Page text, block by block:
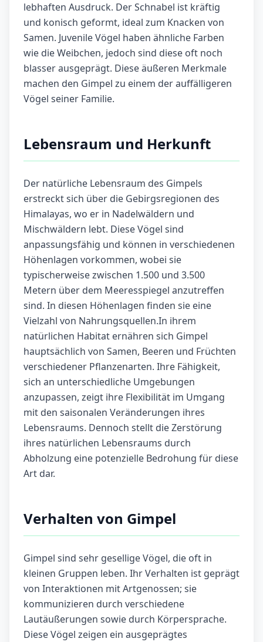
lebhaften Ausdruck. Der Schnabel ist kräftig
und konisch geformt, ideal zum Knacken von
Samen. Juvenile Vögel haben ähnliche Farben
wie die Weibchen, jedoch sind diese oft noch
blasser ausgeprägt. Diese äußeren Merkmale
machen den Gimpel zu einem der auffälligeren
Vögel seiner Familie.
Lebensraum und Herkunft
Der natürliche Lebensraum des Gimpels
erstreckt sich über die Gebirgsregionen des
Himalayas, wo er in Nadelwäldern und
Mischwäldern lebt. Diese Vögel sind
anpassungsfähig und können in verschiedenen
Höhenlagen vorkommen, wobei sie
typischerweise zwischen 1.500 und 3.500
Metern über dem Meeresspiegel anzutreffen
sind. In diesen Höhenlagen finden sie eine
Vielzahl von Nahrungsquellen.In ihrem
natürlichen Habitat ernähren sich Gimpel
hauptsächlich von Samen, Beeren und Früchten
verschiedener Pflanzenarten. Ihre Fähigkeit,
sich an unterschiedliche Umgebungen
anzupassen, zeigt ihre Flexibilität im Umgang
mit den saisonalen Veränderungen ihres
Lebensraums. Dennoch stellt die Zerstörung
ihres natürlichen Lebensraums durch
Abholzung eine potenzielle Bedrohung für diese
Art dar.
Verhalten von Gimpel
Gimpel sind sehr gesellige Vögel, die oft in
kleinen Gruppen leben. Ihr Verhalten ist geprägt
von Interaktionen mit Artgenossen; sie
kommunizieren durch verschiedene
Lautäußerungen sowie durch Körpersprache.
Diese Vögel zeigen ein ausgeprägtes